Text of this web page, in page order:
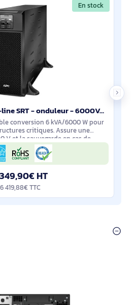
En stock
APC Smart-UPS On-line SRT - onduleur - 6000VA - 230V - SRT6KXLI
conversion 6 kVA/6000 W pour
critiques. Assure une
V et la sauvegarde en cas de
10 sorties
HT
6 419,88€ TTC